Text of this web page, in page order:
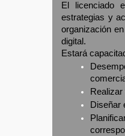
El licenciado
estrategias y
organización
digital.
Estará
Diseñar